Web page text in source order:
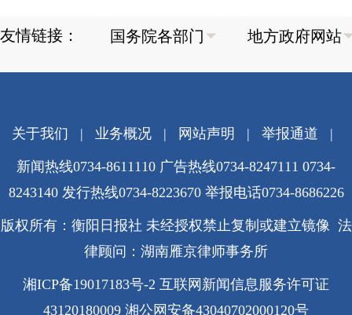
友情链接：
关于我们 | 业务概况| 网站声明 | 举报通道 |
新闻热线0734-8611110 广告热线0734-8247111 0734-
8243140 发行热线0734-8223670 举报电话0734-8686226
版权所有：衡阳日报社 未经授权禁止复制或建立镜像 法
律顾问：湖南雁京律师事务所
湘ICP备19017183号-2 互联网新闻信息服务许可证
43120180009 湘公网安备43040702000120号